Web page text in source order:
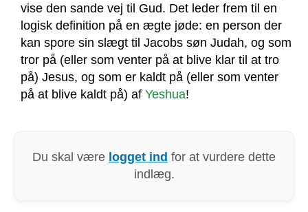
vise den sande vej til Gud. Det leder frem til en
logisk definition på en ægte jøde: en person der
kan spore sin slægt til Jacobs søn Judah, og som
tror på (eller som venter på at blive klar til at tro
på) Jesus, og som er kaldt på (eller som venter
på at blive kaldt på) af Yeshua!
Du skal være logget ind for at vurdere dette
indlæg.